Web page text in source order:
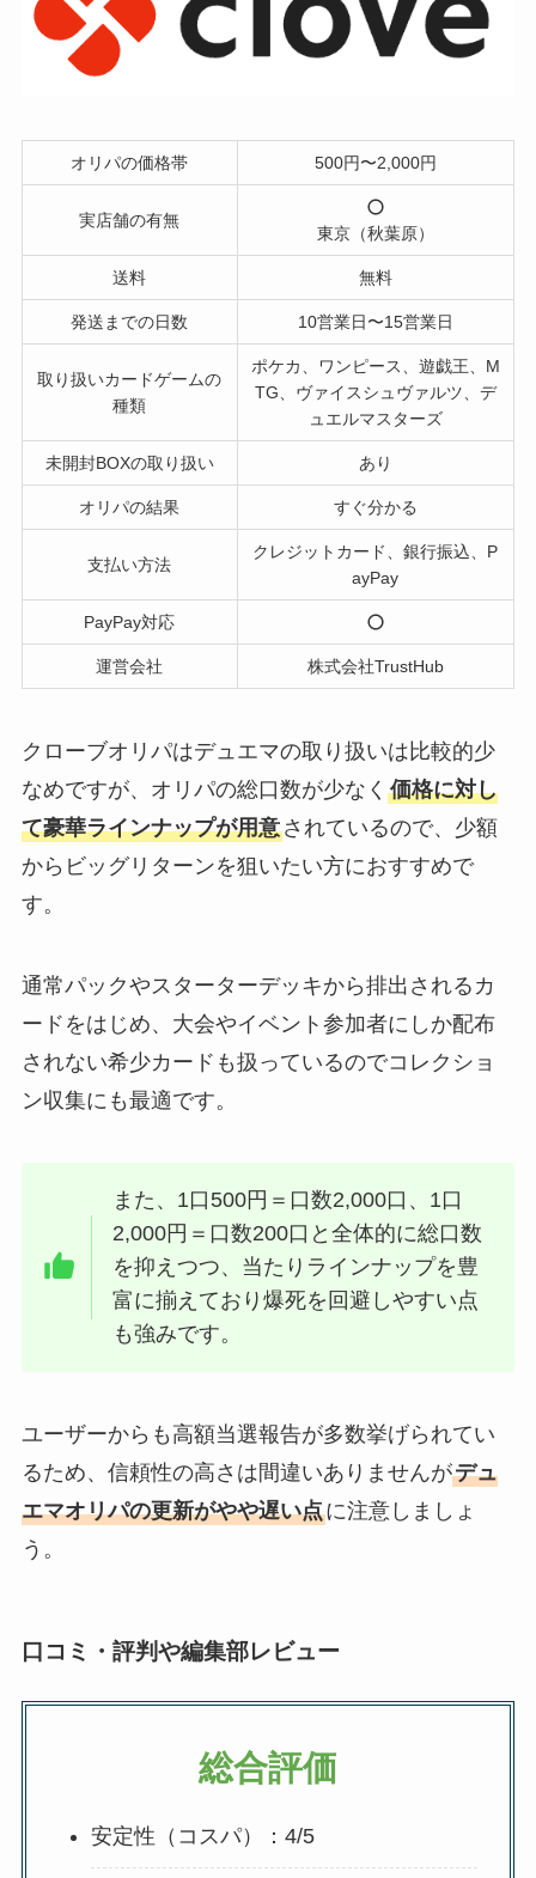
オリパの価格帯 500円〜2,000円
実店舗の有無
東京（秋葉原）
送料 無料
発送までの日数 10営業日〜15営業日
取り扱いカードゲームの
種類
ポケカ、ワンピース、遊戯王、M
TG、ヴァイスシュヴァルツ、デ
ュエルマスターズ
未開封BOXの取り扱い あり
オリパの結果 すぐ分かる
支払い方法
クレジットカード、銀行振込、P
ayPay
PayPay対応
運営会社 株式会社TrustHub
クローブオリパはデュエマの取り扱いは比較的少
なめですが、オリパの総口数が少なく 価格に対し
て豪華ラインナップが用意されているので、少額
からビッグリターンを狙いたい方におすすめで
す。
通常パックやスターターデッキから排出されるカ
ードをはじめ、大会やイベント参加者にしか配布
されない希少カードも扱っているのでコレクショ
ン収集にも最適です。
また、1口500円＝口数2,000口、1口
2,000円＝口数200口と全体的に総口数
を抑えつつ、当たりラインナップを豊
富に揃えており爆死を回避しやすい点
も強みです。
ユーザーからも高額当選報告が多数挙げられてい
るため、信頼性の高さは間違いありませんがデュ
エマオリパの更新がやや遅い点に注意しましょ
う。
口コミ・評判や編集部レビュー
総合評価
安定性（コスパ）：4/5